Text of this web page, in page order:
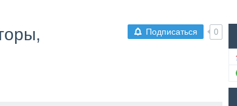
Подписаться 0